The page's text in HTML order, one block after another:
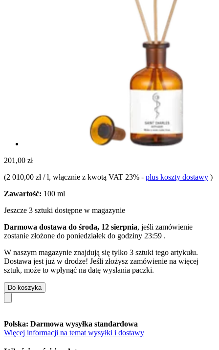
201,00 zł
(2 010,00 zł / l, włącznie z kwotą VAT 23% - plus koszty dostawy )
Zawartość: 100 ml
Jeszcze 3 sztuki dostępne w magazynie
Darmowa dostawa do środa, 12 sierpnia, jeśli zamówienie
zostanie złożone do poniedziałek do godziny 23:59 .
W naszym magazynie znajdują się tylko 3 sztuki tego artykułu.
Dostawa jest już w drodze! Jeśli złożysz zamówienie na więcej
sztuk, może to wpłynąć na datę wysłania paczki.
Do koszyka
Polska: Darmowa wysyłka standardowa
Więcej informacji na temat wysyłki i dostawy